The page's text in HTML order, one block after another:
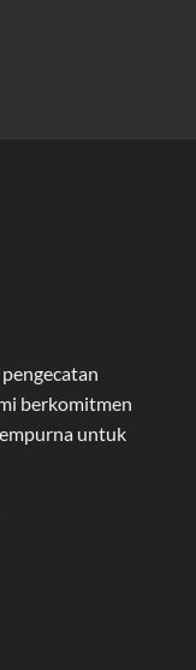
berkomitmen
untuk